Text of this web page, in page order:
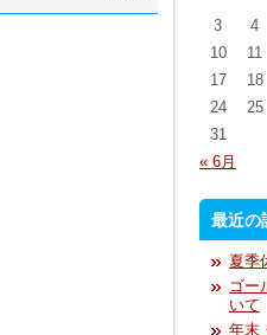
3
4
10
11
17
18
24
25
31
« 6月
最近の
夏季
ゴー
いて
年末